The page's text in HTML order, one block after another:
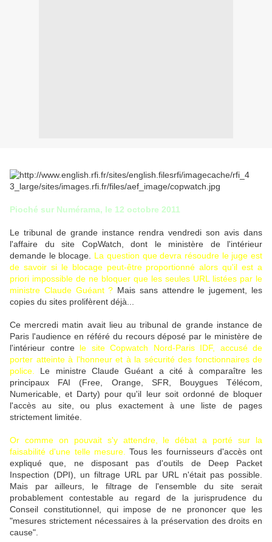
Pioché sur Numérama, le 12 octobre 2011
Le tribunal de grande instance rendra vendredi son avis dans
l'affaire du site CopWatch, dont le ministère de l'intérieur
demande le blocage. La question que devra résoudre le juge est
de savoir si le blocage peut-être proportionné alors qu'il est a
priori impossible de ne bloquer que les seules URL listées par le
ministre Claude Guéant ? Mais sans attendre le jugement, les
copies du sites prolifèrent déjà...
Ce mercredi matin avait lieu au tribunal de grande instance de
Paris l'audience en référé du recours déposé par le ministère de
l'intérieur contre le site Copwatch Nord-Paris IDF, accusé de
porter atteinte à l'honneur et à la sécurité des fonctionnaires de
police.
Le ministre Claude Guéant a cité à comparaître les
principaux FAI (Free, Orange, SFR, Bouygues Télécom,
Numericable, et Darty) pour qu'il leur soit ordonné de bloquer
l'accès au site, ou plus exactement à une liste de pages
strictement limitée.
Or comme on pouvait s'y attendre, le débat a porté sur la
faisabilité d'une telle mesure.
Tous les fournisseurs d'accès ont
expliqué que, ne disposant pas d'outils de Deep Packet
Inspection (DPI), un filtrage URL par URL n'était pas possible.
Mais par ailleurs, le filtrage de l'ensemble du site serait
probablement contestable au regard de la jurisprudence du
Conseil constitutionnel, qui impose de ne prononcer que les
"mesures strictement nécessaires à la préservation des droits en
cause".